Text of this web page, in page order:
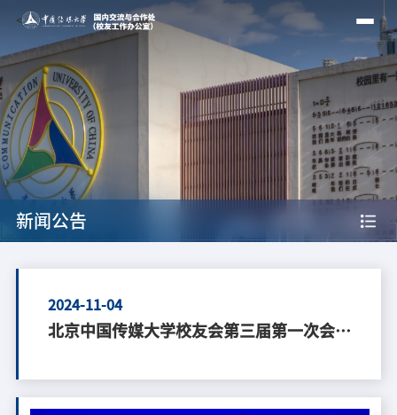
<
新闻公告
2024-11-04
北京中国传媒大学校友会第三届第一次会员